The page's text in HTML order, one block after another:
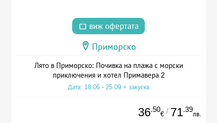
виж офертата
Приморско
Лято в Приморско: Почивка на плажа с морски
приключения и хотел Примавера 2
Дата: 18.06 - 25.09 + закуска
36.50
€ / 71.39
лв.